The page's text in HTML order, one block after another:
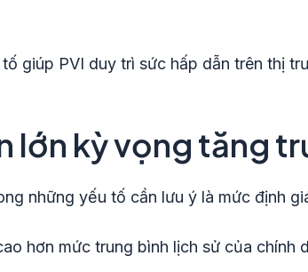
giúp PVI duy trì sức hấp dẫn trên thị
lớn kỳ vọng tăng
những yếu tố cần lưu ý là mức định
hơn mức trung bình lịch sử của chính